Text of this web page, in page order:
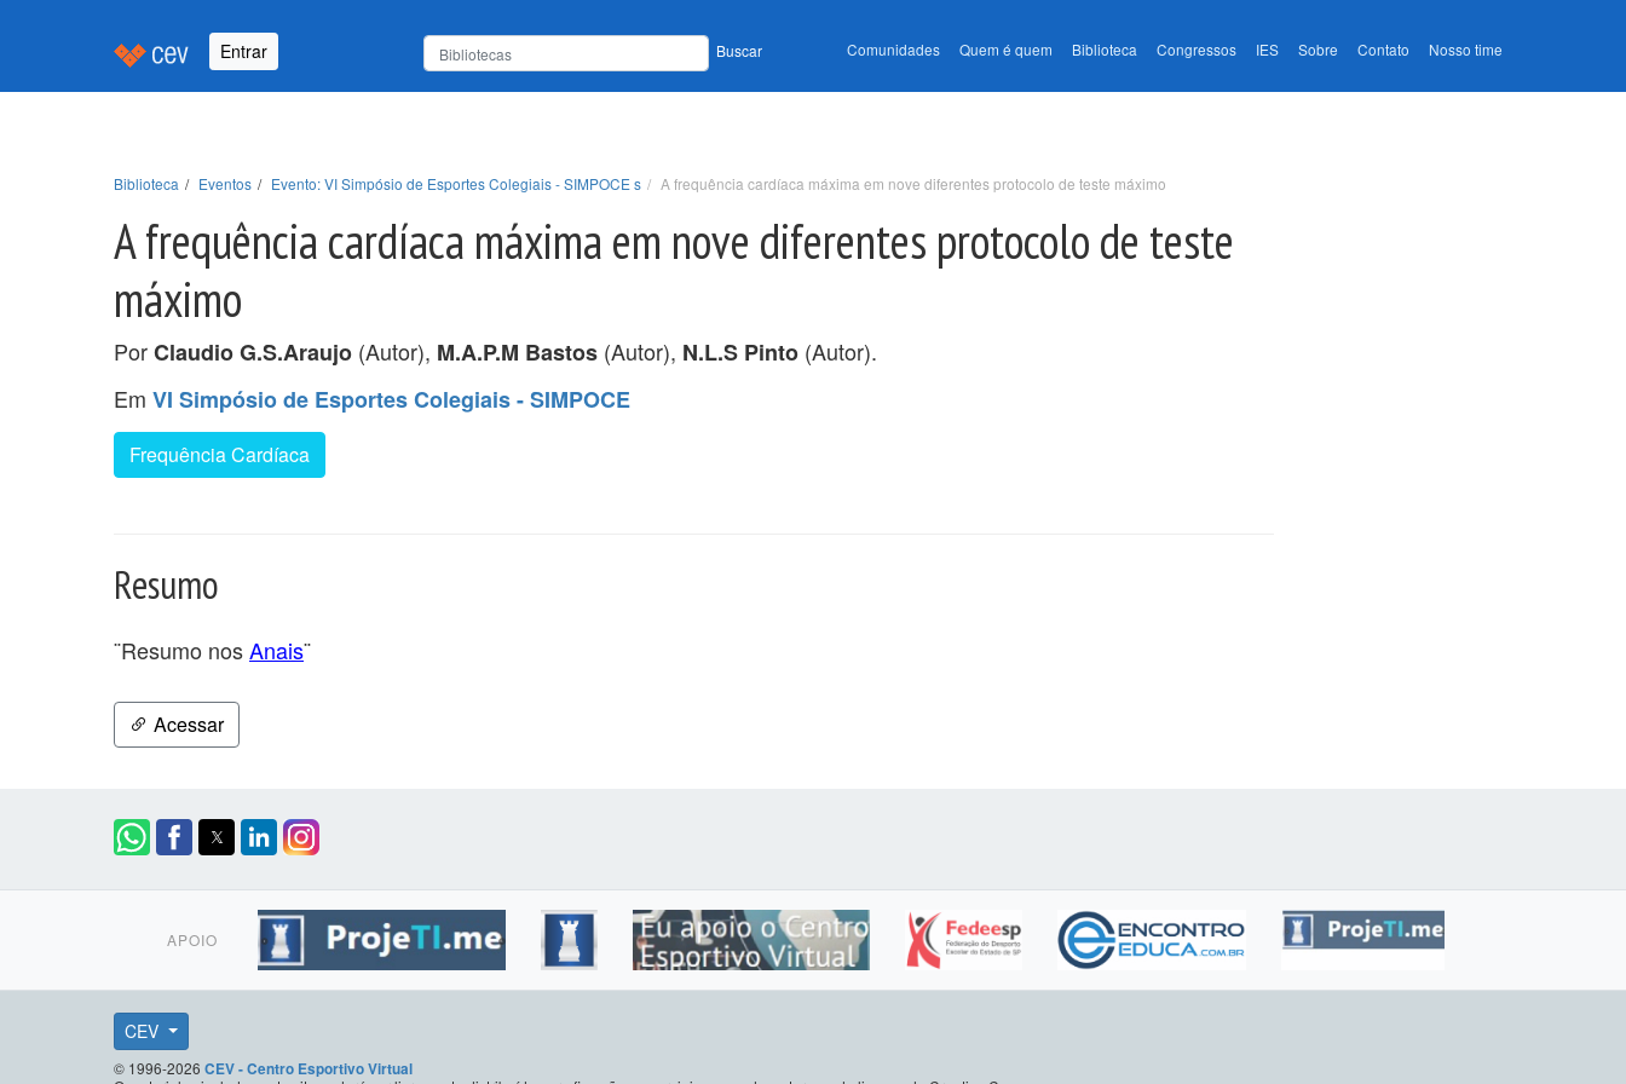
Entrar Buscar Comunidades Quem é quem Biblioteca Congressos IES Sobre Contato Nosso time
Biblioteca Eventos Evento: VI Simpósio de Esportes Colegiais - SIMPOCE s A frequência cardíaca máxima em nove diferentes protocolo de teste máximo
A frequência cardíaca máxima em nove diferentes protocolo de teste
máximo
PorClaudio G.S.Araujo (Autor), M.A.P.M Bastos (Autor), N.L.S Pinto (Autor).
Em VI Simpósio de Esportes Colegiais - SIMPOCE
Frequência Cardíaca
Resumo
¨Resumo nosAnais¨
Acessar
APOIO
CEV
© 1996-2026 CEV - Centro Esportivo Virtual